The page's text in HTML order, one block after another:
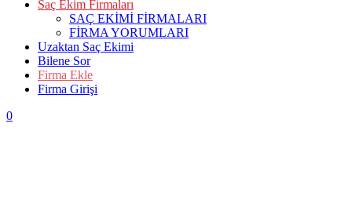
Saç Ekim Firmaları
SAÇ EKİMİ FİRMALARI
FİRMA YORUMLARI
Uzaktan Saç Ekimi
Bilene Sor
Firma Ekle
Firma Girişi
0